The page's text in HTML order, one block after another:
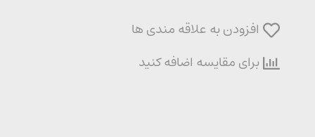
افزودن به علاقه مندی ها
برای مقایسه اضافه کنید